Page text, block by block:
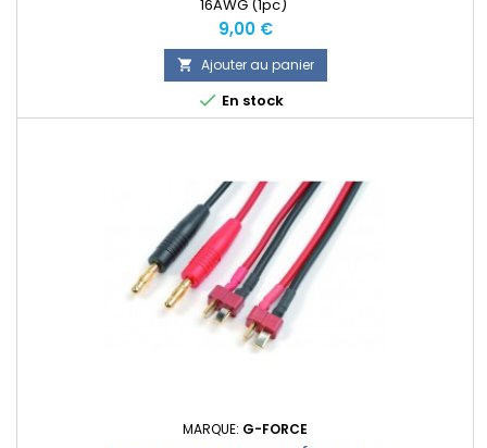
16AWG (1pc)
Prix
9,00 €
 Ajouter au panier
 En stock
MARQUE: G-FORCE